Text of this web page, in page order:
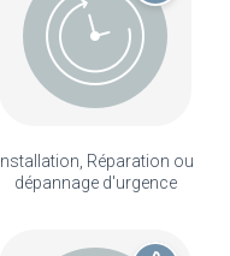
Installation, Réparation ou
dépannage d'urgence